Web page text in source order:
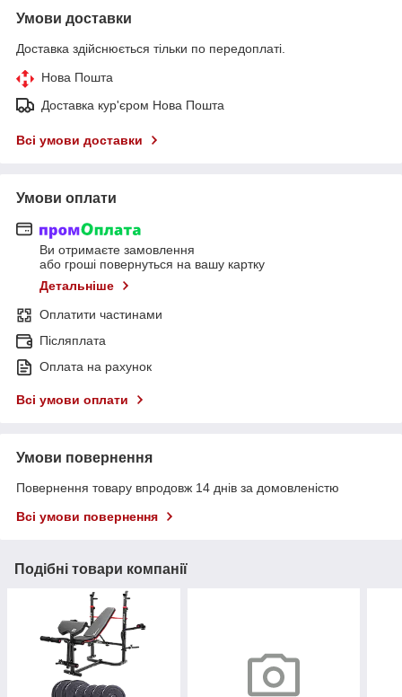
Умови доставки
Доставка здійснюється тільки по передоплаті.
Нова Пошта
Доставка кур'єром Нова Пошта
Всі умови доставки
Умови оплати
Ви отримаєте замовлення
або гроші повернуться на вашу картку
Детальніше
Оплатити частинами
Післяплата
Оплата на рахунок
Всі умови оплати
Умови повернення
Повернення товару впродовж 14 днів за домовленістю
Всі умови повернення
Подібні товари компанії